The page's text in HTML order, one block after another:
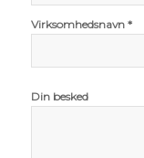
Virksomhedsnavn *
Din besked